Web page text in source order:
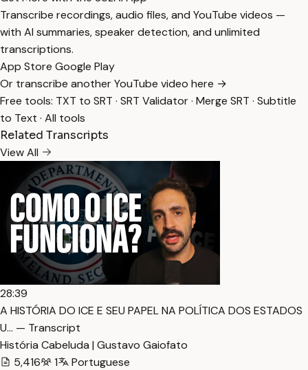
Transcribe recordings, audio files, and YouTube videos —
with AI summaries, speaker detection, and unlimited
transcriptions.
App Store Google Play
Or transcribe another YouTube video here →
Free tools: TXT to SRT · SRT Validator· Merge SRT · Subtitle
to Text · All tools
Related Transcripts
View All
28:39
A HISTÓRIA DO ICE E SEU PAPEL NA POLÍTICA DOS ESTADOS
U… — Transcript
História Cabeluda | Gustavo Gaiofato
5,416
1 Portuguese